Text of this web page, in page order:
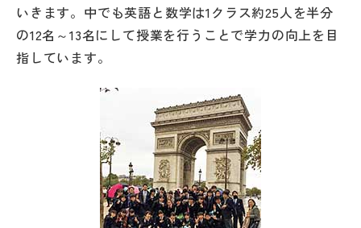
特集
NettyLandかわら版
個人情報保護方針
いきます。中でも英語と数学は1クラス約25人を半分
の12名～13名にして授業を行うことで学力の向上を目
指しています。